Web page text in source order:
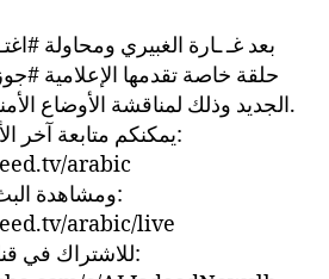
بعد غـ ـارة الغبيري ومحاولة
حلقة خاصة تقدمها الإعلامية
الجديد وذلك لمناقشة الأوضاع الأمنية والسياسية الطارئة.
يمكنكم متابعة آخر
arabic
ومشاهدة البث
arabic/live
للاشتراك في